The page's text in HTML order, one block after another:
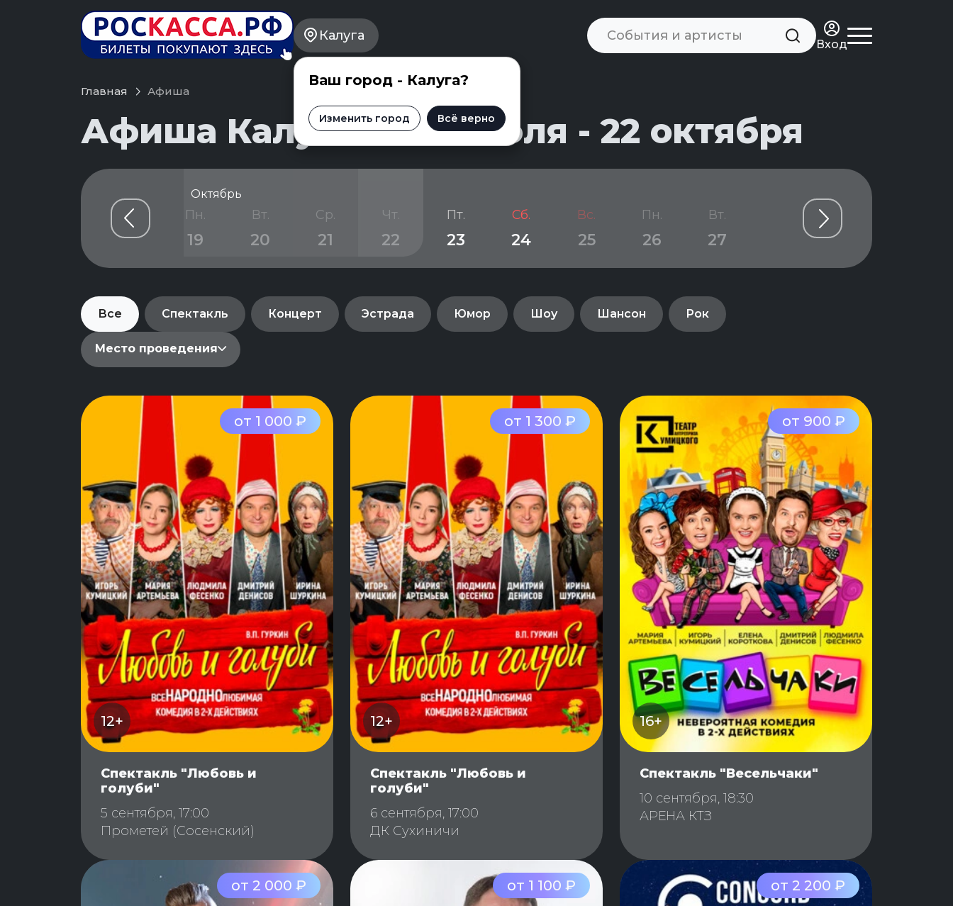
Калуга
Ваш город - Калуга?
Изменить город Всё верно
Вход
Главная Афиша
Афиша Калуги на 21 июля - 22 октября
Октябрь
Вс.
18
Пн.
19
Вт.
20
Ср.
21
Чт.
22
Пт.
23
Сб.
24
Вс.
25
Пн.
26
Вт.
27
Чт.
29
Все Спектакль Концерт Эстрада Юмор Шоу Шансон Рок
Место проведения
от 1 000 ₽
12+
Спектакль "Любовь и
голуби"
5 сентября, 17:00
Прометей (Сосенский)
от 1 300 ₽
12+
Спектакль "Любовь и
голуби"
6 сентября, 17:00
ДК Сухиничи
от 900 ₽
16+
Спектакль "Весельчаки"
10 сентября, 18:30
АРЕНА КТЗ
от 2 000 ₽ от 1 100 ₽ от 2 200 ₽